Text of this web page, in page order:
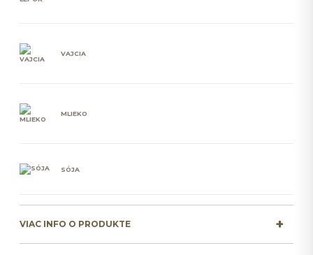
VAJCIA
MLIEKO
SÓJA
VIAC INFO O PRODUKTE